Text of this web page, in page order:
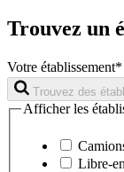
Trouvez un
Votre établissement*
Trouvez des
Afficher les
Libre-